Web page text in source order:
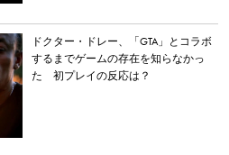
ドクター・ドレー、「GTA」とコラボ
するまでゲームの存在を知らなかっ
た 初プレイの反応は？